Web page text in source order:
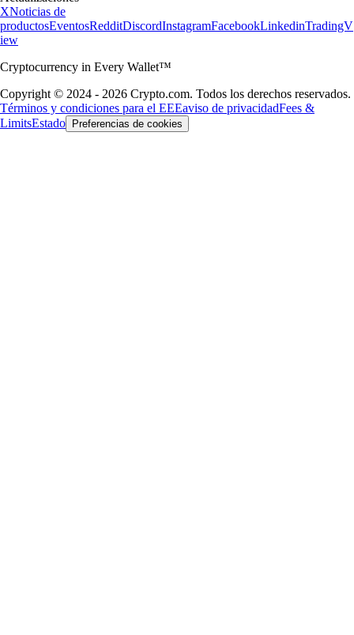
XNoticias de
productosEventosRedditDiscordInstagramFacebookLinkedinTradingV
iew
Cryptocurrency in Every Wallet™
Copyright © 2024 - 2026 Crypto.com. Todos los derechos reservados.
Términos y condiciones para el EEEaviso de privacidadFees &
LimitsEstado Preferencias de cookies